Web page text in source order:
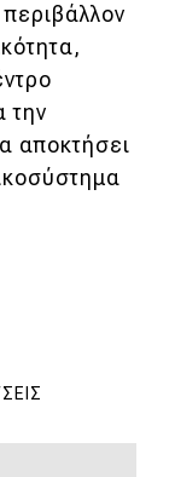
την
αποκτήσει